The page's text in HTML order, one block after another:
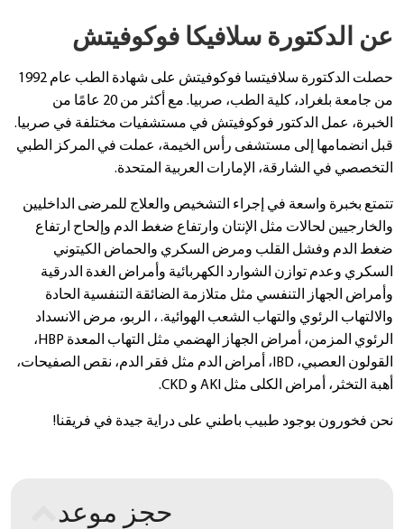
عن الدكتورة سلافيكا فوكوفيتش
حصلت الدكتورة سلافيتسا فوكوفيتش على شهادة الطب عام 1992
من جامعة بلغراد، كلية الطب، صربيا. مع أكثر من 20 عامًا من
الخبرة، عمل الدكتور فوكوفيتش في مستشفيات مختلفة في صربيا.
قبل انضمامها إلى مستشفى رأس الخيمة، عملت في المركز الطبي
التخصصي في الشارقة، الإمارات العربية المتحدة.
تتمتع بخبرة واسعة في إجراء التشخيص والعلاج للمرضى الداخليين
والخارجيين لحالات مثل الإنتان وارتفاع ضغط الدم وإلحاح ارتفاع
ضغط الدم وفشل القلب ومرض السكري والحماض الكيتوني
السكري وعدم توازن الشوارد الكهربائية وأمراض الغدة الدرقية
وأمراض الجهاز التنفسي مثل متلازمة الضائقة التنفسية الحادة
والالتهاب الرئوي والتهاب الشعب الهوائية. ، الربو، مرض الانسداد
الرئوي المزمن، أمراض الجهاز الهضمي مثل التهاب المعدة HBP،
القولون العصبي، IBD، أمراض الدم مثل فقر الدم، نقص الصفيحات،
أهبة التخثر، أمراض الكلى مثل AKI و CKD.
نحن فخورون بوجود طبيب باطني على دراية جيدة في فريقنا!
حجز موعد